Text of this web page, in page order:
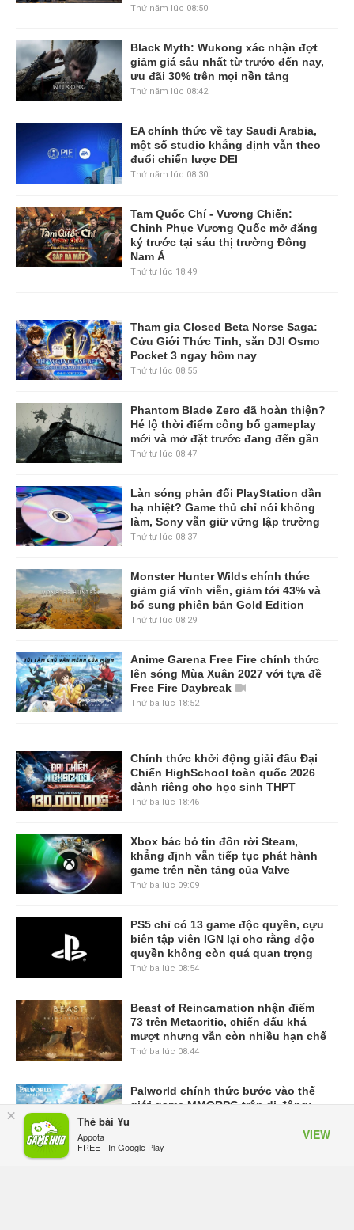
× Thẻ bài Yu
Appota
FREE - In Google Play
VIEW
Thứ năm lúc 08:50
Black Myth: Wukong xác nhận đợt
giảm giá sâu nhất từ trước đến nay,
ưu đãi 30% trên mọi nền tảng
Thứ năm lúc 08:42
EA chính thức về tay Saudi Arabia,
một số studio khẳng định vẫn theo
đuổi chiến lược DEI
Thứ năm lúc 08:30
Tam Quốc Chí - Vương Chiến:
Chinh Phục Vương Quốc mở đăng
ký trước tại sáu thị trường Đông
Nam Á
Thứ tư lúc 18:49
Tham gia Closed Beta Norse Saga:
Cửu Giới Thức Tỉnh, săn DJI Osmo
Pocket 3 ngay hôm nay
Thứ tư lúc 08:55
Phantom Blade Zero đã hoàn thiện?
Hé lộ thời điểm công bố gameplay
mới và mở đặt trước đang đến gần
Thứ tư lúc 08:47
Làn sóng phản đối PlayStation dần
hạ nhiệt? Game thủ chỉ nói không
làm, Sony vẫn giữ vững lập trường
Thứ tư lúc 08:37
Monster Hunter Wilds chính thức
giảm giá vĩnh viễn, giảm tới 43% và
bổ sung phiên bản Gold Edition
Thứ tư lúc 08:29
Anime Garena Free Fire chính thức
lên sóng Mùa Xuân 2027 với tựa đề
Free Fire Daybreak
Thứ ba lúc 18:52
Chính thức khởi động giải đấu Đại
Chiến HighSchool toàn quốc 2026
dành riêng cho học sinh THPT
Thứ ba lúc 18:46
Xbox bác bỏ tin đồn rời Steam,
khẳng định vẫn tiếp tục phát hành
game trên nền tảng của Valve
Thứ ba lúc 09:09
PS5 chỉ có 13 game độc quyền, cựu
biên tập viên IGN lại cho rằng độc
quyền không còn quá quan trọng
Thứ ba lúc 08:54
Beast of Reincarnation nhận điểm
73 trên Metacritic, chiến đấu khá
mượt nhưng vẫn còn nhiều hạn chế
Thứ ba lúc 08:44
Palworld chính thức bước vào thế
giới game MMORPG trên di động: